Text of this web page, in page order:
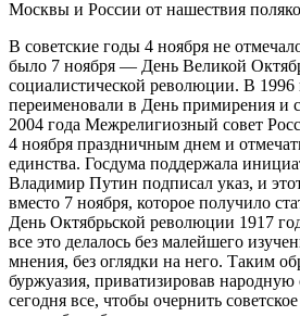
Москвы и России от нашествия
В советские годы 4 ноября не
было 7 ноября — День Великой
социалистической революции. В 1996
переименовали в День примирения и
2004 года Межрелигиозный совет
4 ноября праздничным днем и
единства. Госдума поддержала
Владимир Путин подписал указ, и
вместо 7 ноября, которое получило
День Октябрьской революции 1917
все это делалось без малейшего
мнения, без оглядки на него. Таким
буржуазия, приватизировав народную
сегодня все, чтобы очернить